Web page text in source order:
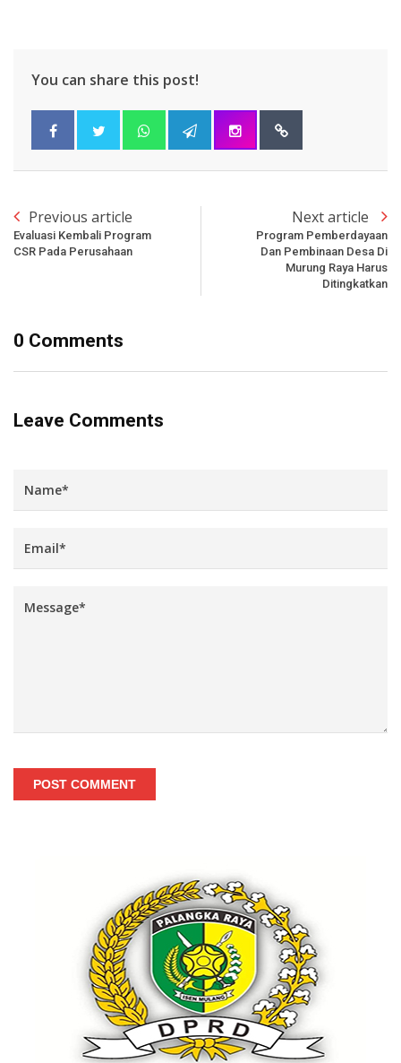
You can share this post!
Previous article
Evaluasi Kembali Program
CSR Pada Perusahaan
Next article
Program Pemberdayaan
Dan Pembinaan Desa Di
Murung Raya Harus
Ditingkatkan
0 Comments
Leave Comments
POST COMMENT